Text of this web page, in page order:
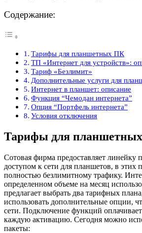
Содержание:
Тарифы для планшетных ПК
ТП «Интернет для устройств»:
Тариф «Безлимит»
Дополнительные услуги для
Интернет в планшет: описание
Функция “Чемодан интернета”
Опция “Портфель интернета”
Условия отключения
Тарифы для
Сотовая фирма предоставляет линейку
доступом к сети для планшетов, в этих
полностью безлимитному трафику.
определенном объеме на месяц
предлагает выбрать два тарифных
использовать дополнительные опции,
сети. Подключение функций
каждую активацию. Сегодня можно
пакеты: